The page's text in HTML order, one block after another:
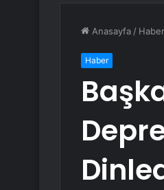
Anasayfa / Haber
Haber